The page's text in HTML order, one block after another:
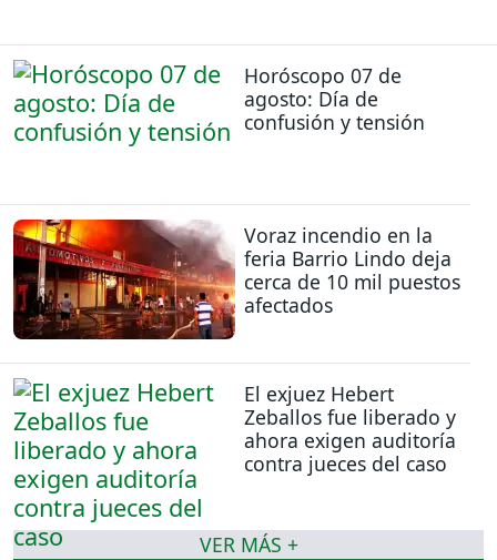
Horóscopo 07 de
agosto: Día de
confusión y tensión
Voraz incendio en la
feria Barrio Lindo deja
cerca de 10 mil puestos
afectados
El exjuez Hebert
Zeballos fue liberado y
ahora exigen auditoría
contra jueces del caso
VER MÁS +